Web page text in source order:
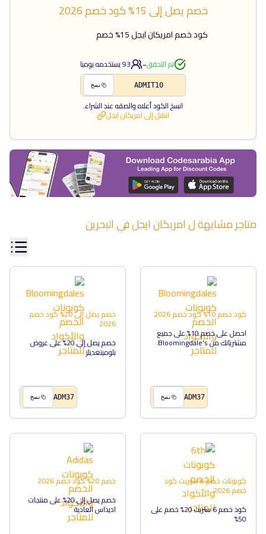
خصم يصل إلى 15% كود خصم2026
كود خصم امريكان ايجل 15% خصم
تم التحقق-
93يستخدمه يوميا
ADMIT10 نسخ
انسخ الكود أعلاه والصقه عند الشراء.
انتقل إلىامريكان ايجل
متاجر مشابهة لامريكان ايجلفيالبحرين
كود خصم 10% كود خصم2026
احصل على خصم 10% على جميع
مشترياتك من Bloomingdale's.
ADM37 نسخ
خصم يصل إلى 20% كود خصم
2026
خصم يصل إلى 20% على عروض
بلومينغديلز
ADM37 نسخ
كوبونات خصم 6 ستريت كود
خصم2026
كود خصم 6 ستريت 20% خصم على
50%
خصم 20% كود خصم2026
خصم يصل إلى 20% على منتجات
اديداس العادية